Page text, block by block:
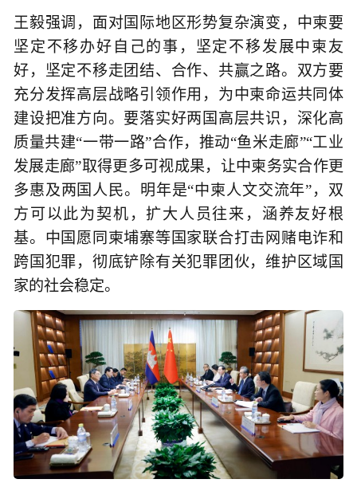
王毅强调，面对国际地区形势复杂演变，中柬要
坚定不移办好自己的事，坚定不移发展中柬友
好，坚定不移走团结、合作、共赢之路。双方要
充分发挥高层战略引领作用，为中柬命运共同体
建设把准方向。要落实好两国高层共识，深化高
质量共建“一带一路”合作，推动“鱼米走廊”“工业
发展走廊”取得更多可视成果，让中柬务实合作更
多惠及两国人民。明年是“中柬人文交流年”，双
方可以此为契机，扩大人员往来，涵养友好根
基。中国愿同柬埔寨等国家联合打击网赌电诈和
跨国犯罪，彻底铲除有关犯罪团伙，维护区域国
家的社会稳定。